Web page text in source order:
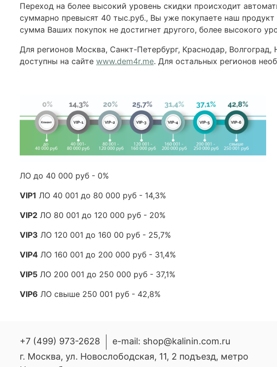
Переход на более высокий уровень скидки происходит
суммарно превысят 40 тыс.руб., Вы уже покупаете наш продукт
сумма Ваших покупок не достигнет другого, более высокого
Для регионов Москва, Санкт-Петербург, Краснодар,
доступны на сайте www.dem4r.me. Для остальных регионов
ЛО до 40 000 руб - 0%
VIP1 ЛО 40 001 до 80 000 руб - 14,3%
VIP2 ЛО 80 001 до 120 000 руб - 20%
VIP3 ЛО 120 001 до 160 00 руб - 25,7%
VIP4 ЛО 160 001 до 200 000 руб - 31,4%
VIP5 ЛО 200 001 до 250 000 руб - 37,1%
VIP6 ЛО свыше 250 001 руб - 42,8%
+7 (499) 973-2628
e-mail: shop@kalinin.com.ru
г. Москва, ул. Новослободская, 11, 2 подъезд, метро